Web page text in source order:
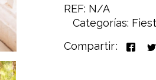
REF: N/A
Categorías:
Compartir